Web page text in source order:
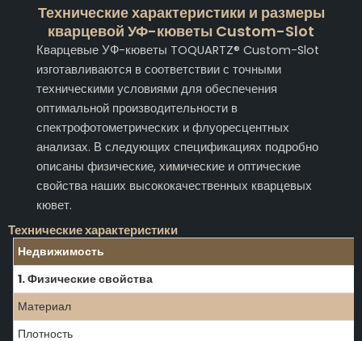
Технические характеристики и размеры
кварцевой УФ-кюветы Custom-Slot
Кварцевые УФ-кюветы TOQUARTZ® Custom-Slot
изготавливаются в соответствии с точными
техническими условиями для обеспечения
оптимальной производительности в
спектрофотометрических и флуоресцентных
анализах. В следующих спецификациях подробно
описаны физические, химические и оптические
свойства наших высококачественных кварцевых
кювет.
Технические характеристики
Недвижимость
1. Физические свойства
Материал
Плотность